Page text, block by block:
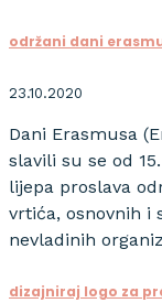
održani dani
23.10.2020
Dani Erasmusa
slavili su se od
lijepa proslava
vrtića, osnovnih i
nevladinih
dizajniraj logo za